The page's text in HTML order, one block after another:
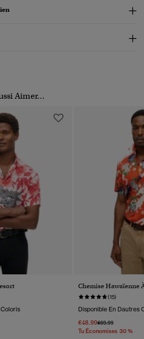
Aimer...
Chemise Hawaïenne
(15)
Disponible En Dautres
€48.99Prix Réduit De
€69.99À
Tu Économises 30 %